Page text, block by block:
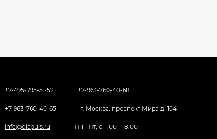
+7-495-795-51-52 +7-963-760-40-68
+7-963-760-40-65 г. Москва, проспект Мира д. 104
info@diapuls.ru Пн - Пт, с 11:00—18:00